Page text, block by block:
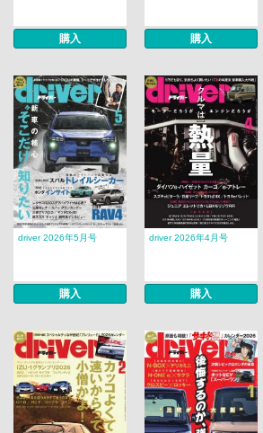
購入 購入
driver 2026年5月号
購入
driver 2026年4月号
購入